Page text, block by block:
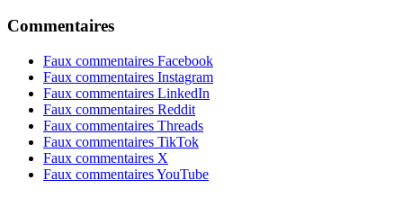
Commentaires
Faux commentaires Facebook
Faux commentaires Instagram
Faux commentaires LinkedIn
Faux commentaires Reddit
Faux commentaires Threads
Faux commentaires TikTok
Faux commentaires X
Faux commentaires YouTube